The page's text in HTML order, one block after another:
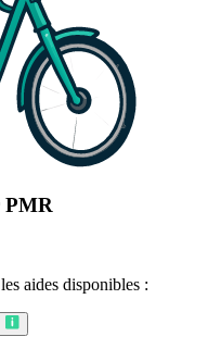
PMR
aides disponibles :